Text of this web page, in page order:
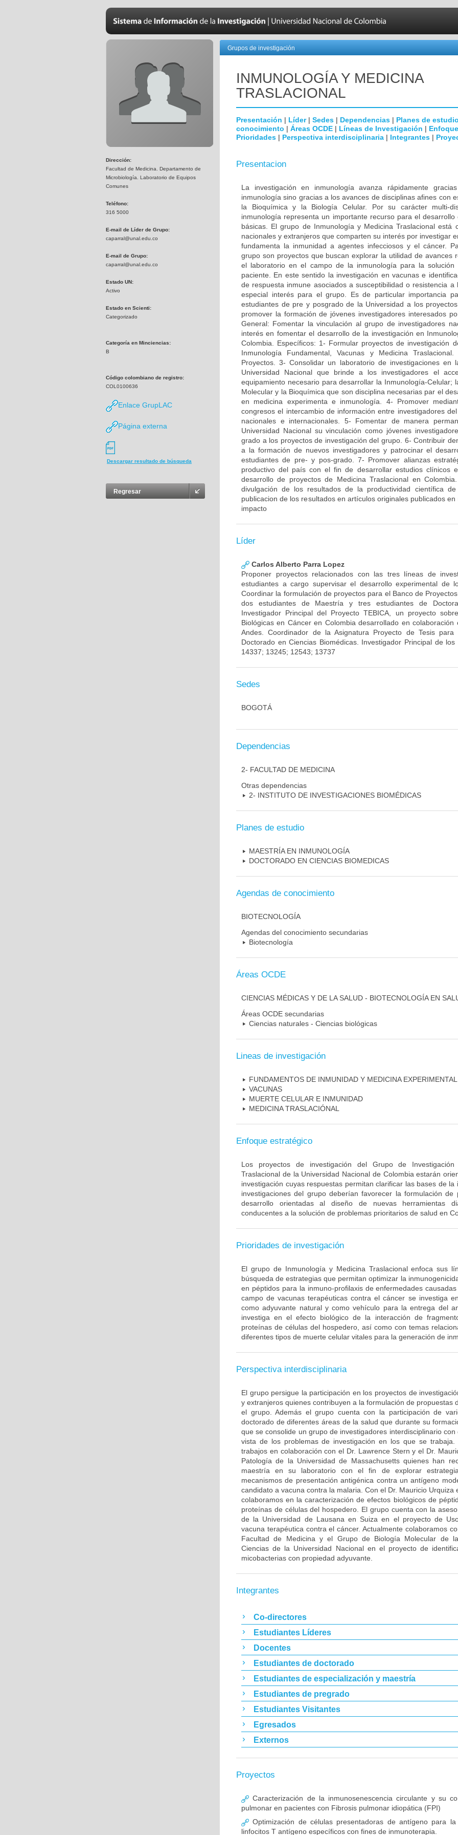
Dirección:
Facultad de Medicina. Departamento de
Microbiología. Laboratorio de Equipos
Comunes
Teléfono:
316 5000
E-mail de Líder de Grupo:
caparral@unal.edu.co
E-mail de Grupo:
caparral@unal.edu.co
Estado UN:
Activo
Estado en Scienti:
Categorizado
Categoría en Minciencias:
B
Código colombiano de registro:
COL0100636
Enlace GrupLAC
Página externa
Descargar resultado de búsqueda
Regresar
Grupos de investigación
INMUNOLOGÍA Y MEDICINA
TRASLACIONAL
Presentación | Líder| Sedes | Dependencias | Planes de
conocimiento | Áreas OCDE | Líneas de Investigación |
Prioridades | Perspectiva interdisciplinaria | Integrantes |
Presentacion
La investigación en inmunología avanza rápidamente
inmunología sino gracias a los avances de disciplinas afines con
la Bioquímica y la Biología Celular. Por su carácter multi-
inmunología representa un importante recurso para el
básicas. El grupo de Inmunología y Medicina Traslacional está
nacionales y extranjeros que comparten su interés por investigar
fundamenta la inmunidad a agentes infecciosos y el cáncer.
grupo son proyectos que buscan explorar la utilidad de avances
el laboratorio en el campo de la inmunología para la
paciente. En este sentido la investigación en vacunas e
de respuesta inmune asociados a susceptibilidad o resistencia
especial interés para el grupo. Es de particular importancia
estudiantes de pre y posgrado de la Universidad a los
promover la formación de jóvenes investigadores interesados
General: Fomentar la vinculación al grupo de investigadores
interés en fomentar el desarrollo de la investigación en
Colombia. Específicos: 1- Formular proyectos de investigación
Inmunología Fundamental, Vacunas y Medicina
Proyectos. 3- Consolidar un laboratorio de investigaciones
Universidad Nacional que brinde a los investigadores el
equipamiento necesario para desarrollar la Inmunología-Celular;
Molecular y la Bioquímica que son disciplina necesarias par el
en medicina experimenta e inmunología. 4- Promover
congresos el intercambio de información entre investigadores
nacionales e internacionales. 5- Fomentar de manera
Universidad Nacional su vinculación como jóvenes
grado a los proyectos de investigación del grupo. 6- Contribuir
a la formación de nuevos investigadores y patrocinar el
estudiantes de pre- y pos-grado. 7- Promover alianzas
productivo del país con el fin de desarrollar estudios clínicos
desarrollo de proyectos de Medicina Traslacional en
divulgación de los resultados de la productividad científica
publicacion de los resultados en artículos originales publicados
impacto
Líder
Carlos Alberto Parra Lopez
Proponer proyectos relacionados con las tres líneas de
estudiantes a cargo supervisar el desarrollo experimental de
Coordinar la formulación de proyectos para el Banco de
dos estudiantes de Maestría y tres estudiantes de
Investigador Principal del Proyecto TEBICA, un proyecto
Biológicas en Cáncer en Colombia desarrollado en
Andes. Coordinador de la Asignatura Proyecto de Tesis
Doctorado en Ciencias Biomédicas. Investigador Principal de los
14337; 13245; 12543; 13737
Sedes
BOGOTÁ
Dependencias
2- FACULTAD DE MEDICINA
Otras dependencias
2- INSTITUTO DE INVESTIGACIONES BIOMÉDICAS
Planes de estudio
MAESTRÍA EN INMUNOLOGÍA
DOCTORADO EN CIENCIAS BIOMEDICAS
Agendas de conocimiento
BIOTECNOLOGÍA
Agendas del conocimiento secundarias
Biotecnología
Áreas OCDE
CIENCIAS MÉDICAS Y DE LA SALUD - BIOTECNOLOGÍA EN
Áreas OCDE secundarias
Ciencias naturales - Ciencias biológicas
Lineas de investigación
FUNDAMENTOS DE INMUNIDAD Y MEDICINA EXPERIMENTAL
VACUNAS
MUERTE CELULAR E INMUNIDAD
MEDICINA TRASLACIÓNAL
Enfoque estratégico
Los proyectos de investigación del Grupo de
Traslacional de la Universidad Nacional de Colombia estarán
investigación cuyas respuestas permitan clarificar las bases de
investigaciones del grupo deberían favorecer la formulación
desarrollo orientadas al diseño de nuevas herramientas
conducentes a la solución de problemas prioritarios de salud en
Prioridades de investigación
El grupo de Inmunología y Medicina Traslacional enfoca sus
búsqueda de estrategias que permitan optimizar la
en péptidos para la inmuno-profilaxis de enfermedades
campo de vacunas terapéuticas contra el cáncer se investiga
como adyuvante natural y como vehículo para la entrega del
investiga en el efecto biológico de la interacción de
proteínas de células del hospedero, así como con temas
diferentes tipos de muerte celular vitales para la generación de
Perspectiva interdisciplinaria
El grupo persigue la participación en los proyectos de
y extranjeros quienes contribuyen a la formulación de propuestas
el grupo. Además el grupo cuenta con la participación de
doctorado de diferentes áreas de la salud que durante su
que se consolide un grupo de investigadores interdisciplinario
vista de los problemas de investigación en los que se trabaja.
trabajos en colaboración con el Dr. Lawrence Stern y el Dr.
Patología de la Universidad de Massachusetts quienes han
maestría en su laboratorio con el fin de explorar
mecanismos de presentación antigénica contra un antígeno
candidato a vacuna contra la malaria. Con el Dr. Mauricio Urquiza
colaboramos en la caracterización de efectos biológicos de
proteínas de células del hospedero. El grupo cuenta con la
de la Universidad de Lausana en Suiza en el proyecto de
vacuna terapéutica contra el cáncer. Actualmente colaboramos
Facultad de Medicina y el Grupo de Biología Molecular de
Ciencias de la Universidad Nacional en el proyecto de
micobacterias con propiedad adyuvante.
Integrantes
Co-directores
Estudiantes Líderes
Docentes
Estudiantes de doctorado
Estudiantes de especialización y maestría
Estudiantes de pregrado
Estudiantes Visitantes
Egresados
Externos
Proyectos
Caracterización de la inmunosenescencia circulante y su
pulmonar en pacientes con Fibrosis pulmonar idiopática (FPI)
Optimización de células presentadoras de antígeno para
linfocitos T antígeno específicos con fines de inmunoterapia.